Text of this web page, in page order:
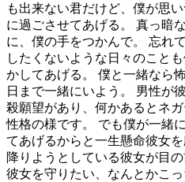
も出来ない君だけど、僕が思
に過ごさせてあげる。 真っ暗
に、僕の手をつかんで。 忘れ
したくないような日々のこと
かしてあげる。 僕と一緒なら
日まで一緒にいよう。 男性が
殺願望があり、何かあるとネ
性格の様です。 でも僕が一緒
てあげるからと一生懸命彼女
降りようとしている彼女が目
彼女を守りたい、なんとかこ